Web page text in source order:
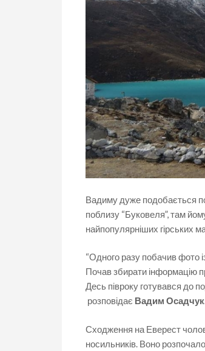
Вадиму дуже подобається
поблизу “Буковеля”, там
найпопулярніших гірських
“Одного разу побачив фото
Почав збирати інформацію
Десь півроку готувався до
розповідає Вадим Осадчук
Сходження на Еверест
носильників. Воно